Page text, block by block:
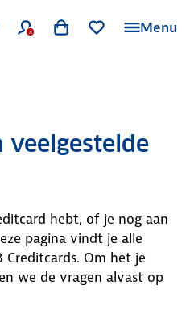
Menu
veelgestelde
hebt, of je nog aan
pagina vindt je alle
Om het je
we de vragen alvast op